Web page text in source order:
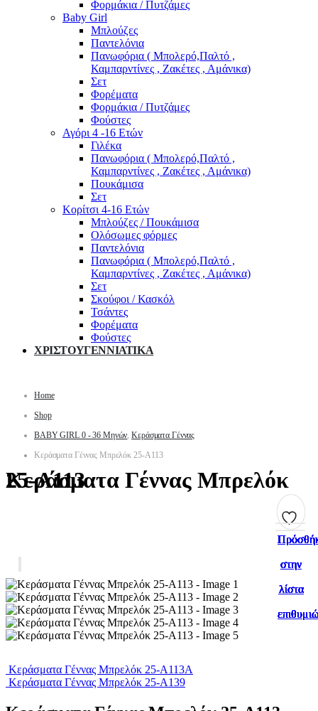
Φορμάκια / Πυτζάμες
Baby Girl
Μπλούζες
Παντελόνια
Πανωφόρια ( Μπολερό,Παλτό ,
Καμπαρντίνες , Ζακέτες , Αμάνικα)
Σετ
Φορέματα
Φορμάκια / Πυτζάμες
Φούστες
Αγόρι 4 -16 Ετών
Γιλέκα
Πανωφόρια ( Μπολερό,Παλτό ,
Καμπαρντίνες , Ζακέτες , Αμάνικα)
Πουκάμισα
Σετ
Κορίτσι 4-16 Ετών
Μπλούζες / Πουκάμισα
Ολόσωμες φόρμες
Παντελόνια
Πανωφόρια ( Μπολερό,Παλτό ,
Καμπαρντίνες , Ζακέτες , Αμάνικα)
Σετ
Σκούφοι / Κασκόλ
Τσάντες
Φορέματα
Φούστες
ΧΡΙΣΤΟΥΓΕΝΝΙΑΤΙΚΑ
Home
Shop
BABY GIRL 0 - 36 Μηνών,Κεράσματα Γέννας
Κεράσματα Γέννας Μπρελόκ 25-Α113
Κεράσματα Γέννας Μπρελόκ 25-Α113
Κεράσματα Γέννας Μπρελόκ 25-Α113Α
Κεράσματα Γέννας Μπρελόκ 25-Α139
στην
λίστα
στην
λίστα
στην
λίστα
στην
λίστα
στην
λίστα
στην
λίστα
στην
λίστα
στην
λίστα
στην
λίστα
στην
λίστα